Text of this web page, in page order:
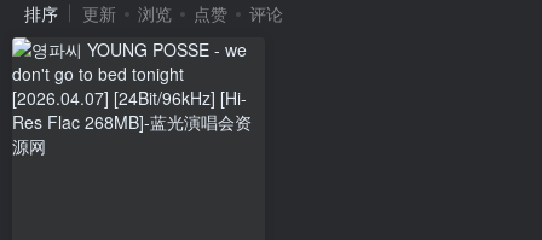
排序 更新 浏览 点赞 评论